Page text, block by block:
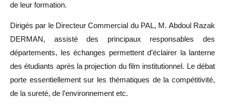
de leur formation.
Dirigés par le Directeur Commercial du PAL, M. Abdoul Razak
DERMAN, assisté des principaux responsables des
départements, les échanges permettent d’éclairer la lanterne
des étudiants après la projection du film institutionnel. Le débat
porte essentiellement sur les thématiques de la compétitivité,
de la sureté, de l’environnement etc.